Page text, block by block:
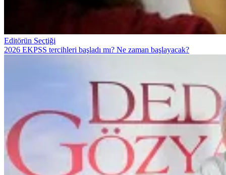
Editörün Seçtiği
2026 EKPSS tercihleri başladı mı? Ne zaman başlayacak?